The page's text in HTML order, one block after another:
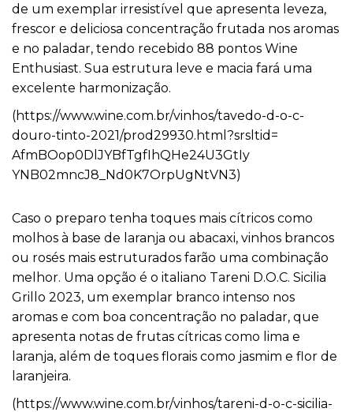
de um exemplar irresistível que apresenta leveza,
frescor e deliciosa concentração frutada nos aromas
e no paladar, tendo recebido 88 pontos Wine
Enthusiast. Sua estrutura leve e macia fará uma
excelente harmonização.
(https://www.wine.com.br/vinhos/tavedo-d-o-c-
douro-tinto-2021/prod29930.html?srsltid=
AfmBOop0DlJYBfTgfIhQHe24U3GtIy
YNB02mncJ8_Nd0K7OrpUgNtVN3)
Caso o preparo tenha toques mais cítricos como
molhos à base de laranja ou abacaxi, vinhos brancos
ou rosés mais estruturados farão uma combinação
melhor. Uma opção é o italiano Tareni D.O.C. Sicilia
Grillo 2023, um exemplar branco intenso nos
aromas e com boa concentração no paladar, que
apresenta notas de frutas cítricas como lima e
laranja, além de toques florais como jasmim e flor de
laranjeira.
(https://www.wine.com.br/vinhos/tareni-d-o-c-sicilia-